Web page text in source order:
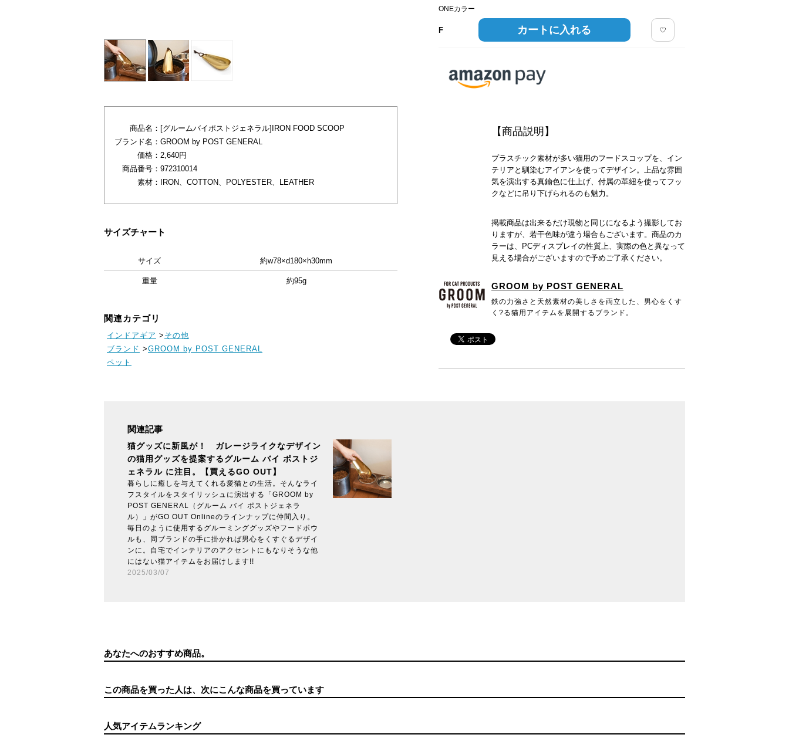
ONEカラー
F カートに入れる
【商品説明】
プラスチック素材が多い猫用のフードスコップを、イン
テリアと馴染むアイアンを使ってデザイン。上品な雰囲
気を演出する真鍮色に仕上げ、付属の革紐を使ってフッ
クなどに吊り下げられるのも魅力。
掲載商品は出来るだけ現物と同じになるよう撮影してお
りますが、若干色味が違う場合もございます。商品のカ
ラーは、PCディスプレイの性質上、実際の色と異なって
見える場合がございますので予めご了承ください。
GROOM by POST GENERAL
鉄の力強さと天然素材の美しさを両立した、男心をくす
く?る猫用アイテムを展開するブランド。
商品名： [グルームバイポストジェネラル]IRON FOOD SCOOP
ブランド名： GROOM by POST GENERAL
価格： 2,640円
商品番号： 972310014
素材：
IRON、COTTON、POLYESTER、LEATHER
サイズチャート
サイズ 約w78×d180×h30mm
重量 約95g
関連カテゴリ
インドアギア > その他
ブランド >GROOM by POST GENERAL
ペット
関連記事
猫グッズに新風が！ ガレージライクなデザイン
の猫用グッズを提案するグルーム バイ ポストジ
ェネラル に注目。【買えるGO OUT】
暮らしに癒しを与えてくれる愛猫との生活。そんなライ
フスタイルをスタイリッシュに演出する「GROOM by
POST GENERAL（グルーム バイ ポストジェネラ
ル）」がGO OUT Onlineのラインナップに仲間入り。
毎日のように使用するグルーミンググッズやフードボウ
ルも、同ブランドの手に掛かれば男心をくすぐるデザイ
ンに。自宅でインテリアのアクセントにもなりそうな他
にはない猫アイテムをお届けします!!
2025/03/07
あなたへのおすすめ商品。
この商品を買った人は、次にこんな商品を買っています
人気アイテムランキング